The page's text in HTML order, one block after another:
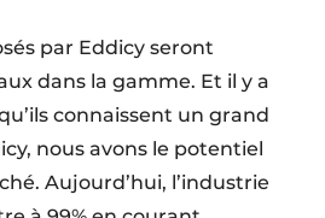
par Eddicy seront
dans la gamme. Et il y a
connaissent un grand
nous avons le potentiel
Aujourd’hui, l’industrie